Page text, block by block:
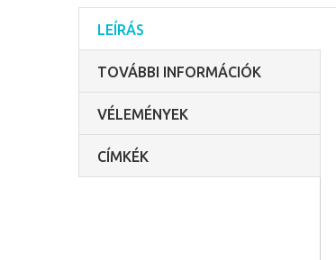
LEÍRÁS
TOVÁBBI INFORMÁCIÓK
VÉLEMÉNYEK
CÍMKÉK